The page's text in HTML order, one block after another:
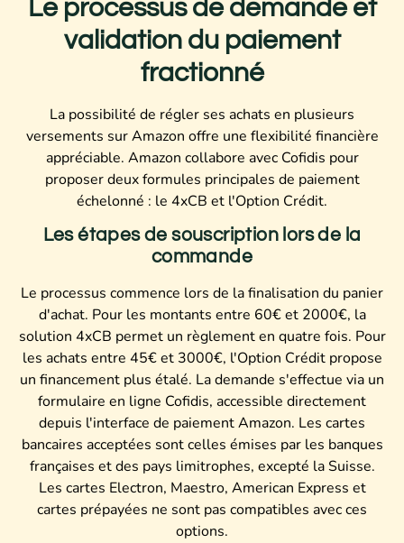
Le processus de demande et
validation du paiement
fractionné
La possibilité de régler ses achats en plusieurs
versements sur Amazon offre une flexibilité financière
appréciable. Amazon collabore avec Cofidis pour
proposer deux formules principales de paiement
échelonné : le 4xCB et l'Option Crédit.
Les étapes de souscription lors de la
commande
Le processus commence lors de la finalisation du panier
d'achat. Pour les montants entre 60€ et 2000€, la
solution 4xCB permet un règlement en quatre fois. Pour
les achats entre 45€ et 3000€, l'Option Crédit propose
un financement plus étalé. La demande s'effectue via un
formulaire en ligne Cofidis, accessible directement
depuis l'interface de paiement Amazon. Les cartes
bancaires acceptées sont celles émises par les banques
françaises et des pays limitrophes, excepté la Suisse.
Les cartes Electron, Maestro, American Express et
cartes prépayées ne sont pas compatibles avec ces
options.